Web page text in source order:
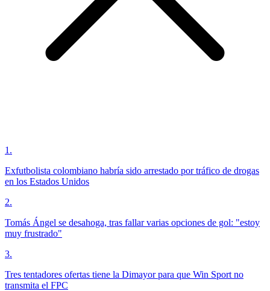
1 .
Exfutbolista colombiano habría sido arrestado por tráfico de drogas
en los Estados Unidos
2.
Tomás Ángel se desahoga, tras fallar varias opciones de gol: "estoy
muy frustrado"
3.
Tres tentadores ofertas tiene la Dimayor para que Win Sport no
transmita el FPC